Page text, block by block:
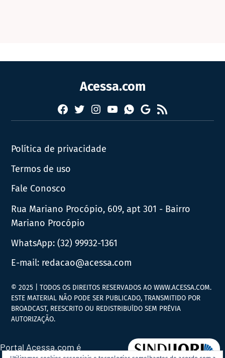
Acessa.com
Facebook
TwitterInstagram
YouTubeWhatsapp
Google
News
RSS
Política de privacidade
Termos de uso
Fale Conosco
Rua Mariano Procópio, 609, apt 301 - Bairro
Mariano Procópio
WhatsApp:(32) 99932-1361
E-mail: redacao@acessa.com
© 2025 | TODOS OS DIREITOS RESERVADOS AO WWW.ACESSA.COM.
ESTE MATERIAL NÃO PODE SER PUBLICADO, TRANSMITIDO POR
BROADCAST, REESCRITO OU REDISTRIBUÍDO SEM PRÉVIA
AUTORIZAÇÃO.
Portal Acessa.com é